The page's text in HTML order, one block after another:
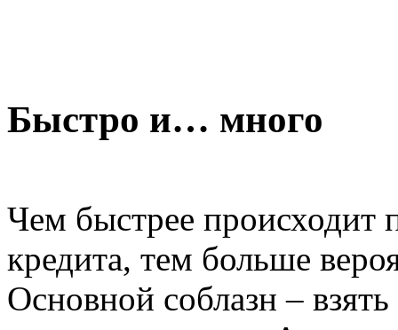
Быстро и… много
Чем быстрее происходит
кредита, тем больше
Основной соблазн –